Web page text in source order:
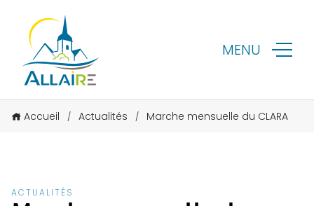
MENU
Accueil / Actualités / Marche mensuelle du CLARA
ACTUALITÉS